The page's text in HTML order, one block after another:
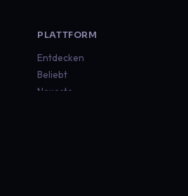
PLATTFORM
Entdecken
Beliebt
Neueste